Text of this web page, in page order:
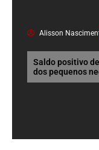
Alisson
Saldo positivo
dos pequenos